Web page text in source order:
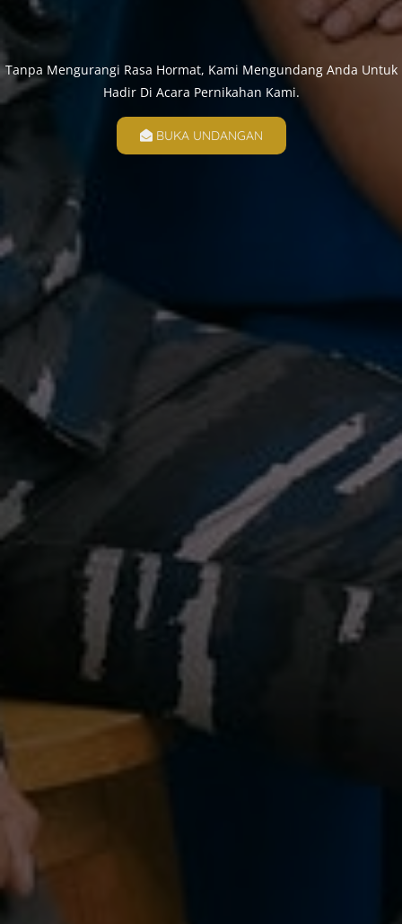
Tanpa Mengurangi Rasa Hormat, Kami Mengundang Anda Untuk
Hadir Di Acara Pernikahan Kami.
BUKA UNDANGAN